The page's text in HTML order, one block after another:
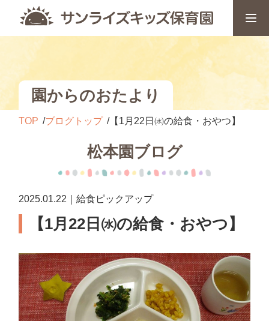
園からのおたより
TOP ブログトップ 【1月22日㈬の給食・おやつ】
松本園ブログ
2025.01.22｜給食ピックアップ
【1月22日㈬の給食・おやつ】